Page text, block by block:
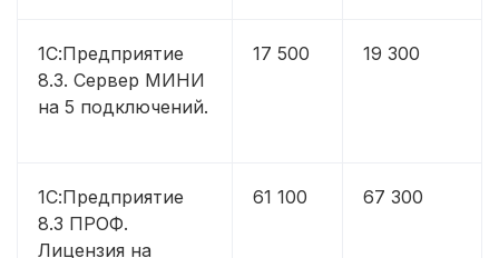
1С:Предприятие
8.3. Сервер МИНИ
на 5 подключений.
17 500 19 300
1С:Предприятие
8.3 ПРОФ.
Лицензия на
61 100 67 300